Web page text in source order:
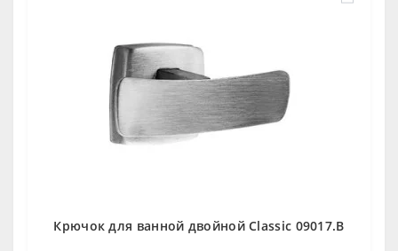
Крючок для ванной двойной Classic 09017.В